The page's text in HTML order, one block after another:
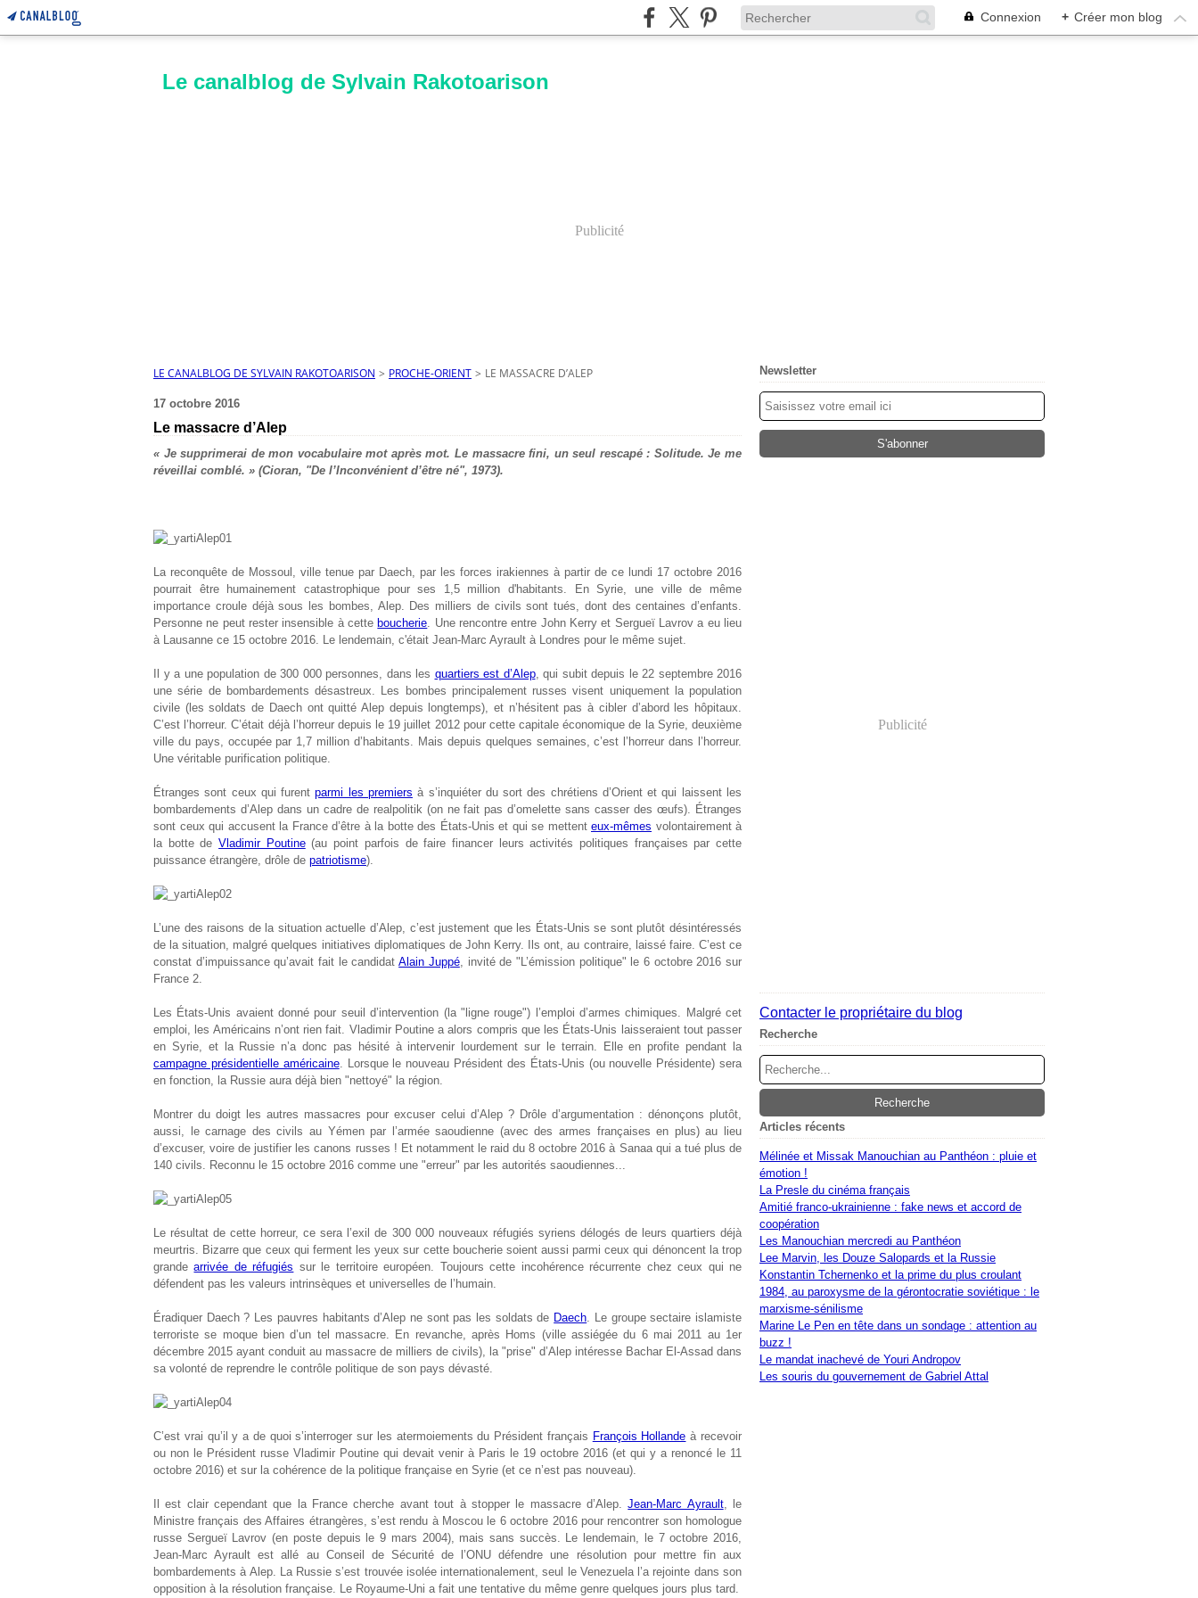
Connexion + Créer mon blog
Le canalblog de Sylvain Rakotoarison
Publicité
LE CANALBLOG DE SYLVAIN RAKOTOARISON > PROCHE-ORIENT > LE MASSACRE D’ALEP
17 octobre 2016
Le massacre d’Alep
« Je supprimerai de mon vocabulaire mot après mot. Le massacre fini, un seul rescapé : Solitude. Je me
réveillai comblé. » (Cioran, "De l’Inconvénient d’être né", 1973).
La reconquête de Mossoul, ville tenue par Daech, par les forces irakiennes à partir de ce lundi 17 octobre 2016
pourrait être humainement catastrophique pour ses 1,5 million d'habitants. En Syrie, une ville de même
importance croule déjà sous les bombes, Alep. Des milliers de civils sont tués, dont des centaines d’enfants.
Personne ne peut rester insensible à cette boucherie. Une rencontre entre John Kerry et Sergueï Lavrov a eu lieu
à Lausanne ce 15 octobre 2016. Le lendemain, c'était Jean-Marc Ayrault à Londres pour le même sujet.
Il y a une population de 300 000 personnes, dans les quartiers est d’Alep, qui subit depuis le 22 septembre 2016
une série de bombardements désastreux. Les bombes principalement russes visent uniquement la population
civile (les soldats de Daech ont quitté Alep depuis longtemps), et n’hésitent pas à cibler d’abord les hôpitaux.
C’est l’horreur. C’était déjà l’horreur depuis le 19 juillet 2012 pour cette capitale économique de la Syrie, deuxième
ville du pays, occupée par 1,7 million d’habitants. Mais depuis quelques semaines, c’est l’horreur dans l’horreur.
Une véritable purification politique.
Étranges sont ceux qui furentparmi les premiers à s’inquiéter du sort des chrétiens d’Orient et qui laissent les
bombardements d’Alep dans un cadre de realpolitik (on ne fait pas d’omelette sans casser des œufs). Étranges
sont ceux qui accusent la France d’être à la botte des États-Unis et qui se mettent eux-mêmes volontairement à
la botte deVladimir Poutine(au point parfois de faire financer leurs activités politiques françaises par cette
puissance étrangère, drôle de patriotisme).
L’une des raisons de la situation actuelle d’Alep, c’est justement que les États-Unis se sont plutôt désintéressés
de la situation, malgré quelques initiatives diplomatiques de John Kerry. Ils ont, au contraire, laissé faire. C’est ce
constat d’impuissance qu’avait fait le candidatAlain Juppé, invité de "L’émission politique" le 6 octobre 2016 sur
France 2.
Les États-Unis avaient donné pour seuil d’intervention (la "ligne rouge") l’emploi d’armes chimiques. Malgré cet
emploi, les Américains n’ont rien fait. Vladimir Poutine a alors compris que les États-Unis laisseraient tout passer
en Syrie, et la Russie n’a donc pas hésité à intervenir lourdement sur le terrain. Elle en profite pendant la
campagne présidentielle américaine. Lorsque le nouveau Président des États-Unis (ou nouvelle Présidente) sera
en fonction, la Russie aura déjà bien "nettoyé" la région.
Montrer du doigt les autres massacres pour excuser celui d’Alep ? Drôle d’argumentation : dénonçons plutôt,
aussi, le carnage des civils au Yémen par l’armée saoudienne (avec des armes françaises en plus) au lieu
d’excuser, voire de justifier les canons russes ! Et notamment le raid du 8 octobre 2016 à Sanaa qui a tué plus de
140 civils. Reconnu le 15 octobre 2016 comme une "erreur" par les autorités saoudiennes...
Le résultat de cette horreur, ce sera l’exil de 300 000 nouveaux réfugiés syriens délogés de leurs quartiers déjà
meurtris. Bizarre que ceux qui ferment les yeux sur cette boucherie soient aussi parmi ceux qui dénoncent la trop
grandearrivée de réfugiés sur le territoire européen. Toujours cette incohérence récurrente chez ceux qui ne
défendent pas les valeurs intrinsèques et universelles de l’humain.
Éradiquer Daech ? Les pauvres habitants d’Alep ne sont pas les soldats de Daech. Le groupe sectaire islamiste
terroriste se moque bien d’un tel massacre. En revanche, après Homs (ville assiégée du 6 mai 2011 au 1er
décembre 2015 ayant conduit au massacre de milliers de civils), la "prise" d’Alep intéresse Bachar El-Assad dans
sa volonté de reprendre le contrôle politique de son pays dévasté.
C’est vrai qu’il y a de quoi s’interroger sur les atermoiements du Président français François Hollande à recevoir
ou non le Président russe Vladimir Poutine qui devait venir à Paris le 19 octobre 2016 (et qui y a renoncé le 11
octobre 2016) et sur la cohérence de la politique française en Syrie (et ce n’est pas nouveau).
Il est clair cependant que la France cherche avant tout à stopper le massacre d’Alep.Jean-Marc Ayrault, le
Ministre français des Affaires étrangères, s’est rendu à Moscou le 6 octobre 2016 pour rencontrer son homologue
russe Sergueï Lavrov (en poste depuis le 9 mars 2004), mais sans succès. Le lendemain, le 7 octobre 2016,
Jean-Marc Ayrault est allé au Conseil de Sécurité de l’ONU défendre une résolution pour mettre fin aux
bombardements à Alep. La Russie s’est trouvée isolée internationalement, seul le Venezuela l’a rejointe dans son
opposition à la résolution française. Le Royaume-Uni a fait une tentative du même genre quelques jours plus tard.
Newsletter
Publicité
Contacter le propriétaire du blog
Recherche
Articles récents
Mélinée et Missak Manouchian au Panthéon : pluie et
émotion !
La Presle du cinéma français
Amitié franco-ukrainienne : fake news et accord de
coopération
Les Manouchian mercredi au Panthéon
Lee Marvin, les Douze Salopards et la Russie
Konstantin Tchernenko et la prime du plus croulant
1984, au paroxysme de la gérontocratie soviétique : le
marxisme-sénilisme
Marine Le Pen en tête dans un sondage : attention au
buzz !
Le mandat inachevé de Youri Andropov
Les souris du gouvernement de Gabriel Attal